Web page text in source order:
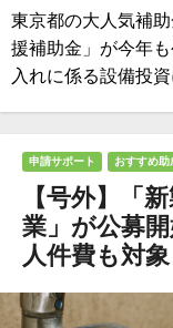
東京都の大人気補
援補助金」が今年
入れに係る設備投
申請サポート おすすめ助
【号外】「
業」が公募
人件費も対象